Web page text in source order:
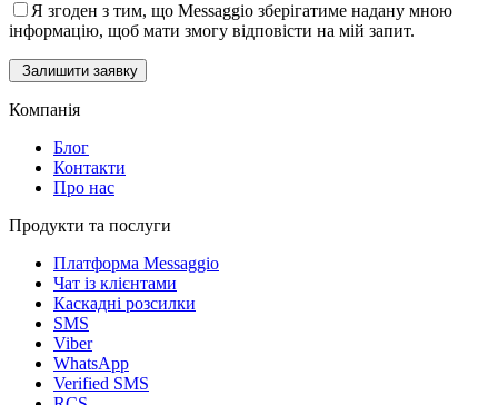
Я згоден з тим, що Messaggio зберігатиме надану мною
інформацію, щоб мати змогу відповісти на мій запит.
Залишити заявку
Компанія
Блог
Контакти
Про нас
Продукти та послуги
Платформа Messaggio
Чат із клієнтами
Каскадні розсилки
SMS
Viber
WhatsApp
Verified SMS